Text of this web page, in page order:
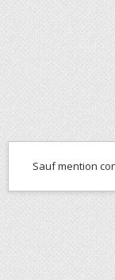
Sauf mention